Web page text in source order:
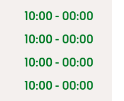
10:00 - 00:00
10:00 - 00:00
10:00 - 00:00
10:00 - 00:00